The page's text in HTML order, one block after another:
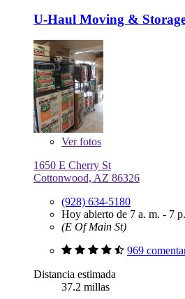
U-Haul Moving &
Verfotos
1650 E Cherry St
Cottonwood, AZ 86326
(928) 634-5180
Hoy abierto de 7 a. m. - 7
(E Of Main St)
969
Distancia estimada
37.2 millas